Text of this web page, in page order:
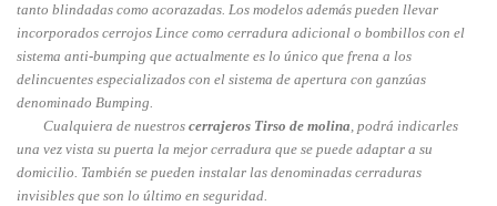
tanto blindadas como acorazadas. Los modelos además pueden llevar
incorporados cerrojos Lince como cerradura adicional o bombillos con el
sistema anti-bumping que actualmente es lo único que frena a los
delincuentes especializados con el sistema de apertura con ganzúas
denominado Bumping.
Cualquiera de nuestros cerrajeros Tirso de molina, podrá indicarles
una vez vista su puerta la mejor cerradura que se puede adaptar a su
domicilio. También se pueden instalar las denominadas cerraduras
invisibles que son lo último en seguridad.